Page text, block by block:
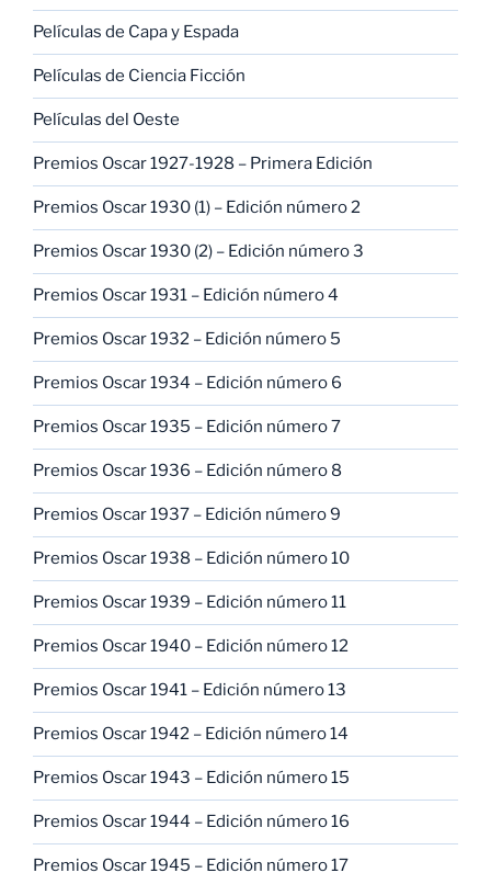
Películas de Capa y Espada
Películas de Ciencia Ficción
Películas del Oeste
Premios Oscar 1927-1928 – Primera Edición
Premios Oscar 1930 (1) – Edición número 2
Premios Oscar 1930 (2) – Edición número 3
Premios Oscar 1931 – Edición número 4
Premios Oscar 1932 – Edición número 5
Premios Oscar 1934 – Edición número 6
Premios Oscar 1935 – Edición número 7
Premios Oscar 1936 – Edición número 8
Premios Oscar 1937 – Edición número 9
Premios Oscar 1938 – Edición número 10
Premios Oscar 1939 – Edición número 11
Premios Oscar 1940 – Edición número 12
Premios Oscar 1941 – Edición número 13
Premios Oscar 1942 – Edición número 14
Premios Oscar 1943 – Edición número 15
Premios Oscar 1944 – Edición número 16
Premios Oscar 1945 – Edición número 17